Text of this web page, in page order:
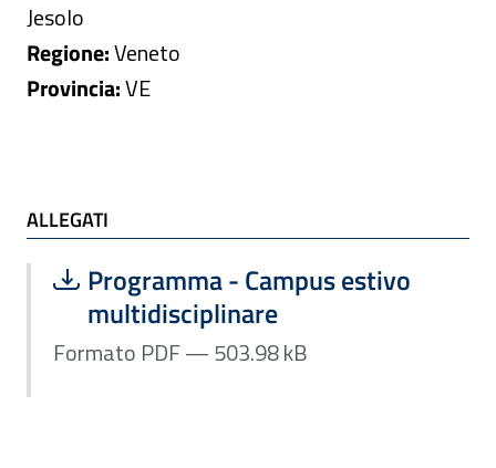
Jesolo
Regione:Veneto
Provincia:VE
ALLEGATI
ALLEGATI
Scarica file:
Programma - Campus estivo
multidisciplinare
Formato PDF — Dimensione 503.98 kB
Formato PDF — 503.98 kB